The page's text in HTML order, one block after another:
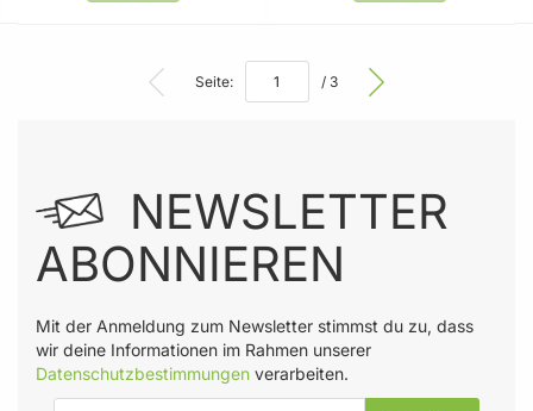
Seite: / 3
NEWSLETTER
ABONNIEREN
Mit der Anmeldung zum Newsletter stimmst du zu, dass
wir deine Informationen im Rahmen unserer
Datenschutzbestimmungen verarbeiten.